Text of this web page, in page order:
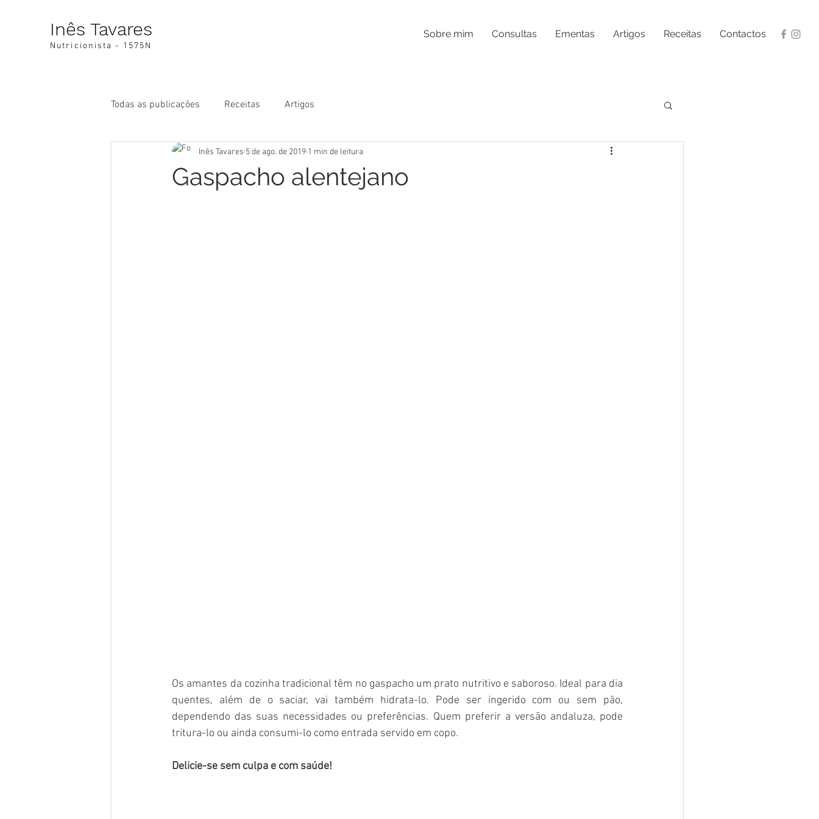
Inês Tavares
Nutricionista - 1575N
Sobre mim Consultas Ementas Artigos Receitas Contactos
Todas as publicações Receitas Artigos
Gaspacho alentejano
Inês Tavares 5 de ago. de 2019 1 min de leitura
Os amantes da cozinha tradicional têm no gaspacho um prato nutritivo e saboroso. Ideal para dia
quentes, além de o saciar, vai também hidrata-lo. Pode ser ingerido com ou sem pão,
dependendo das suas necessidades ou preferências. Quem preferir a versão andaluza, pode
tritura-lo ou ainda consumi-lo como entrada servido em copo.
Delicie-se sem culpa e com saúde!